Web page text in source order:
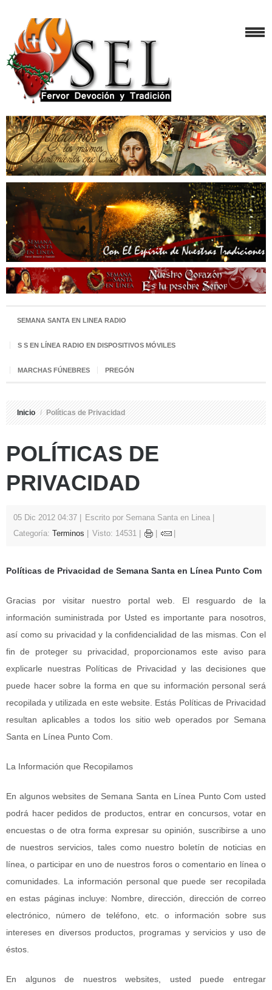
SEMANA SANTA EN LINEA RADIO
S S EN LÍNEA RADIO EN DISPOSITIVOS MÓVILES
MARCHAS FÚNEBRES PREGÓN
Inicio / Políticas de Privacidad
POLÍTICAS DE
PRIVACIDAD
05 Dic 2012 04:37
Escrito por Semana Santa en Linea
Categoría: Terminos Visto: 14531
Políticas de Privacidad de Semana Santa en Línea Punto Com
Gracias por visitar nuestro portal web. El resguardo de la
información suministrada por Usted es importante para nosotros,
así como su privacidad y la confidencialidad de las mismas. Con el
fin de proteger su privacidad, proporcionamos este aviso para
explicarle nuestras Políticas de Privacidad y las decisiones que
puede hacer sobre la forma en que su información personal será
recopilada y utilizada en este website. Estás Políticas de Privacidad
resultan aplicables a todos los sitio web operados por Semana
Santa en Línea Punto Com.
La Información que Recopilamos
En algunos websites de Semana Santa en Línea Punto Com usted
podrá hacer pedidos de productos, entrar en concursos, votar en
encuestas o de otra forma expresar su opinión, suscribirse a uno
de nuestros servicios, tales como nuestro boletín de noticias en
línea, o participar en uno de nuestros foros o comentario en línea o
comunidades. La información personal que puede ser recopilada
en estas páginas incluye: Nombre, dirección, dirección de correo
electrónico, número de teléfono, etc. o información sobre sus
intereses en diversos productos, programas y servicios y uso de
éstos.
En algunos de nuestros websites, usted puede entregar